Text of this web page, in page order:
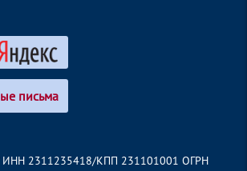
письма
ИНН 2311235418/КПП 231101001 ОГРН